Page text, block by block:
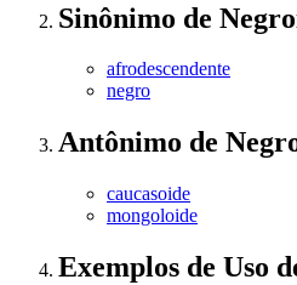
Sinônimo de
afrodescendente
negro
Antônimo de
caucasoide
mongoloide
Exemplos de Uso